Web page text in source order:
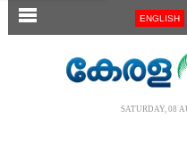
SECTIONS ENGLISH
SATURDAY, 08